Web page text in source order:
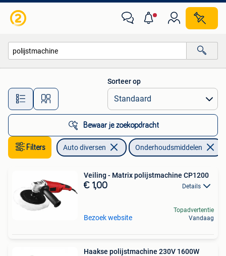
Alle afstanden…
Sorteer op
Bewaar je zoekopdracht
Filters Auto diversen Onderhoudsmiddelen
Veiling - Matrix polijstmachine CP1200
€ 1,00 Details
Bezoek website
Topadvertentie
Vandaag
Haakse polijstmachine 230V 1600W